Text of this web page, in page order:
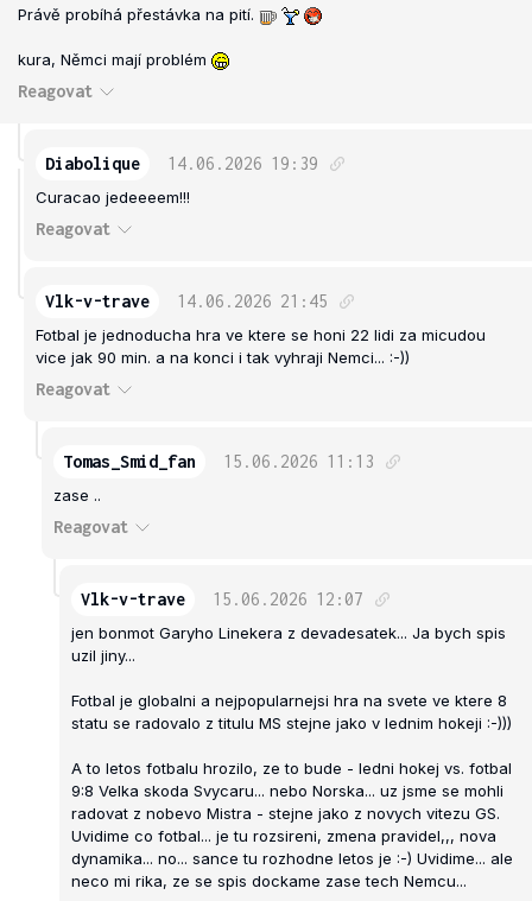
Právě probíhá přestávka na pití.
kura, Němci mají problém
Reagovat
Diabolique 14.06.2026 19:39
Curacao jedeeeem!!!
Reagovat
Vlk-v-trave 14.06.2026 21:45
Fotbal je jednoducha hra ve ktere se honi 22 lidi za micudou
vice jak 90 min. a na konci i tak vyhraji Nemci... :-))
Reagovat
Tomas_Smid_fan 15.06.2026 11:13
zase ..
Reagovat
Vlk-v-trave 15.06.2026 12:07
jen bonmot Garyho Linekera z devadesatek... Ja bych spis
uzil jiny...
Fotbal je globalni a nejpopularnejsi hra na svete ve ktere 8
statu se radovalo z titulu MS stejne jako v lednim hokeji :-)))
A to letos fotbalu hrozilo, ze to bude - ledni hokej vs. fotbal
9:8 Velka skoda Svycaru... nebo Norska... uz jsme se mohli
radovat z nobevo Mistra - stejne jako z novych vitezu GS.
Uvidime co fotbal... je tu rozsireni, zmena pravidel,,, nova
dynamika... no... sance tu rozhodne letos je :-) Uvidime... ale
neco mi rika, ze se spis dockame zase tech Nemcu...